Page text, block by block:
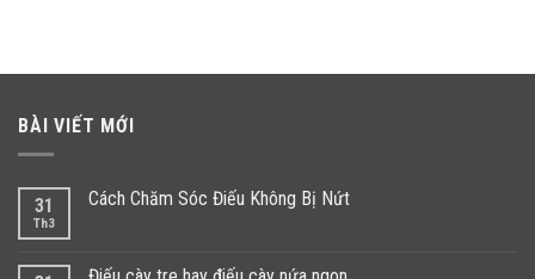
BÀI VIẾT MỚI
31
Th3
Cách Chăm Sóc Điếu Không Bị Nứt